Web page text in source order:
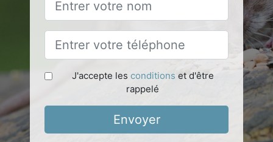
J'accepte les conditions et d'être
rappelé
Envoyer